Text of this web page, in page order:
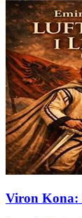
Viron Kona: